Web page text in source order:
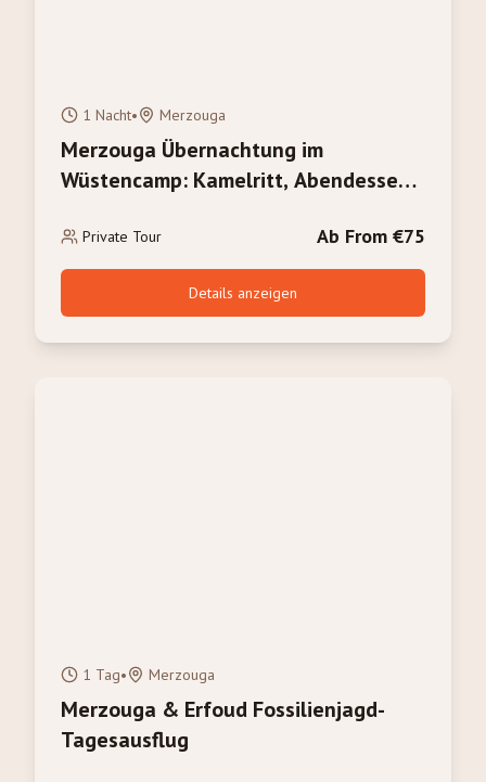
1 Nacht• Merzouga
Merzouga Übernachtung im
Wüstencamp: Kamelritt, Abendessen
Private Tour Ab From €75
Details anzeigen
1 Tag• Merzouga
Merzouga & Erfoud Fossilienjagd-
Tagesausflug